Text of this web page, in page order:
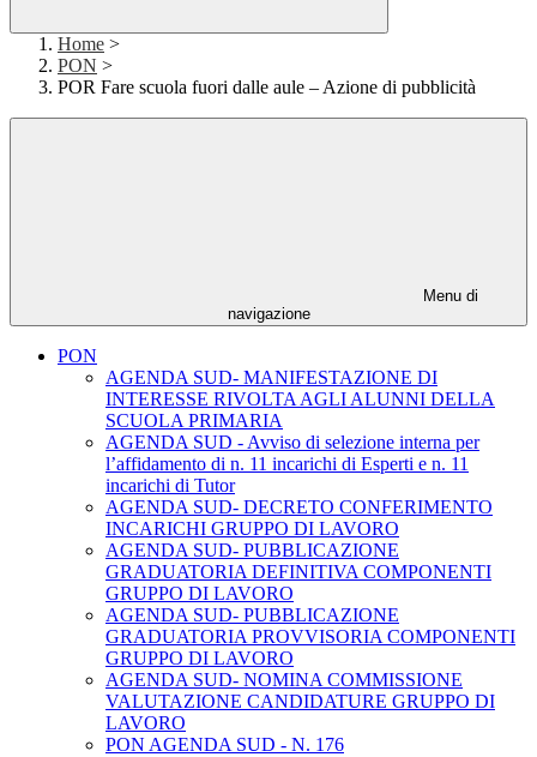
Home >
PON >
POR Fare scuola fuori dalle aule – Azione di pubblicità
Menu di
navigazione
PON
AGENDA SUD- MANIFESTAZIONE DI
INTERESSE RIVOLTA AGLI ALUNNI DELLA
SCUOLA PRIMARIA
AGENDA SUD - Avviso di selezione interna per
l’affidamento di n. 11 incarichi di Esperti e n. 11
incarichi di Tutor
AGENDA SUD- DECRETO CONFERIMENTO
INCARICHI GRUPPO DI LAVORO
AGENDA SUD- PUBBLICAZIONE
GRADUATORIA DEFINITIVA COMPONENTI
GRUPPO DI LAVORO
AGENDA SUD- PUBBLICAZIONE
GRADUATORIA PROVVISORIA COMPONENTI
GRUPPO DI LAVORO
AGENDA SUD- NOMINA COMMISSIONE
VALUTAZIONE CANDIDATURE GRUPPO DI
LAVORO
PON AGENDA SUD - N. 176